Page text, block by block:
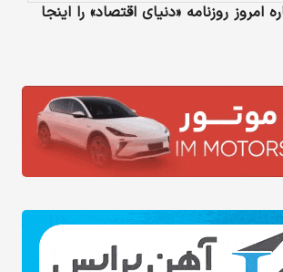
روزنامه «دنیای‌ اقتصاد» را اینجا